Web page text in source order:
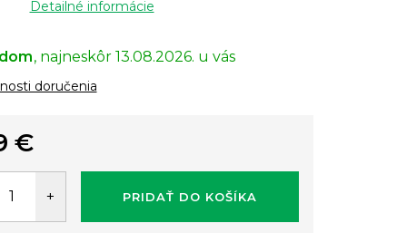
Detailné informácie
13.08.2026.
doručenia
€
PRIDAŤ DO KOŠÍKA